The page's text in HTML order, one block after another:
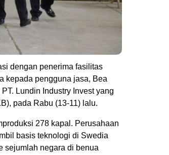
dengan penerima fasilitas
kepada pengguna jasa, Bea
Lundin Industry Invest yang
pada Rabu (13-11) lalu.
278 kapal. Perusahaan
basis teknologi di Swedia
sejumlah negara di benua